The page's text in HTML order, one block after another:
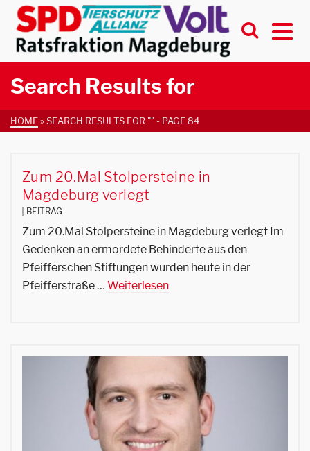
Search Results for
HOME»SEARCH RESULTS FOR ""- PAGE 84
Zum 20.Mal Stolpersteine in
Magdeburg verlegt
BEITRAG
Zum 20.Mal Stolpersteine in Magdeburg verlegt Im
Gedenken an ermordete Behinderte aus den
Pfeifferschen Stiftungen wurden heute in der
Pfeifferstraße … Weiterlesen